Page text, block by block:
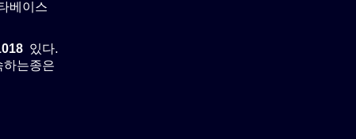
베이스
있다.
하는종은